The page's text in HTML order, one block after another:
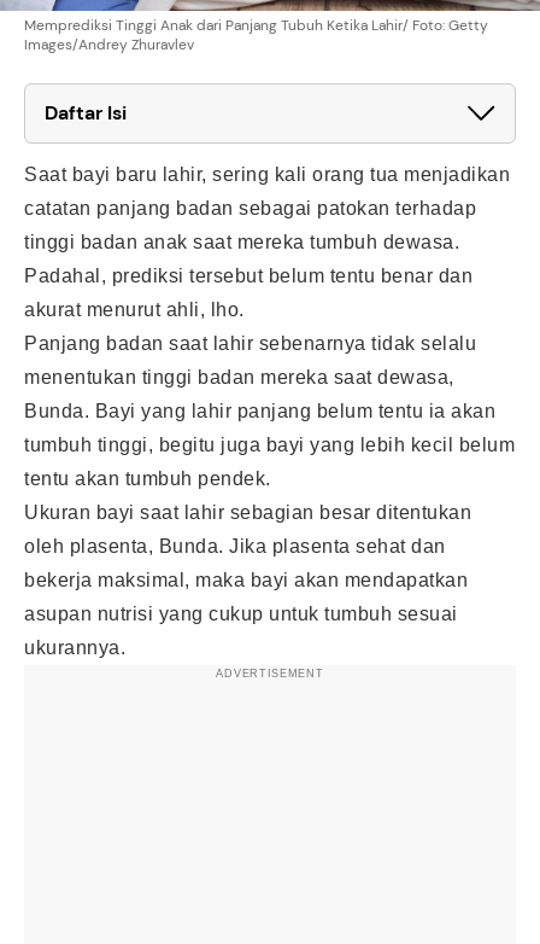
Memprediksi Tinggi Anak dari Panjang Tubuh Ketika Lahir/ Foto: Getty
Images/Andrey Zhuravlev
Daftar Isi
Saat bayi baru lahir, sering kali orang tua menjadikan
catatan panjang badan sebagai patokan terhadap
tinggi badan anak saat mereka tumbuh dewasa.
Padahal, prediksi tersebut belum tentu benar dan
akurat menurut ahli, lho.
Panjang badan saat lahir sebenarnya tidak selalu
menentukan tinggi badan mereka saat dewasa,
Bunda. Bayi yang lahir panjang belum tentu ia akan
tumbuh tinggi, begitu juga bayi yang lebih kecil belum
tentu akan tumbuh pendek.
Ukuran bayi saat lahir sebagian besar ditentukan
oleh plasenta, Bunda. Jika plasenta sehat dan
bekerja maksimal, maka bayi akan mendapatkan
asupan nutrisi yang cukup untuk tumbuh sesuai
ukurannya.
ADVERTISEMENT